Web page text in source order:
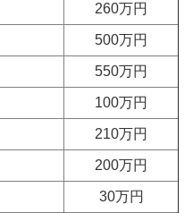
260万円
500万円
550万円
100万円
210万円
200万円
30万円